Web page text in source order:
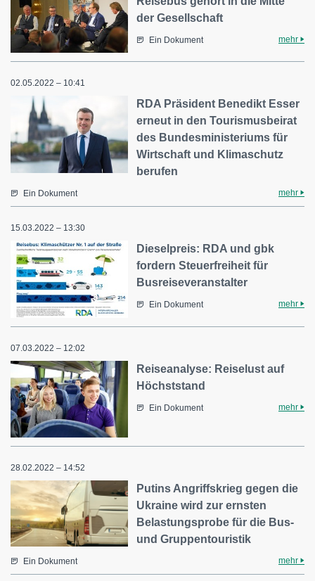
der Gesellschaft
Ein Dokument mehr
02.05.2022 – 10:41
RDA Präsident Benedikt Esser
erneut in den Tourismusbeirat
des Bundesministeriums für
Wirtschaft und Klimaschutz
berufen
Ein Dokument mehr
15.03.2022 – 13:30
Dieselpreis: RDA und gbk
fordern Steuerfreiheit für
Busreiseveranstalter
Ein Dokument mehr
07.03.2022 – 12:02
Reiseanalyse: Reiselust auf
Höchststand
Ein Dokument mehr
28.02.2022 – 14:52
Putins Angriffskrieg gegen die
Ukraine wird zur ernsten
Belastungsprobe für die Bus-
und Gruppentouristik
Ein Dokument mehr